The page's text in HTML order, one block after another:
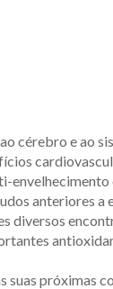
cérebro e ao
envelhecimento
anteriores a
diversos
suas próximas